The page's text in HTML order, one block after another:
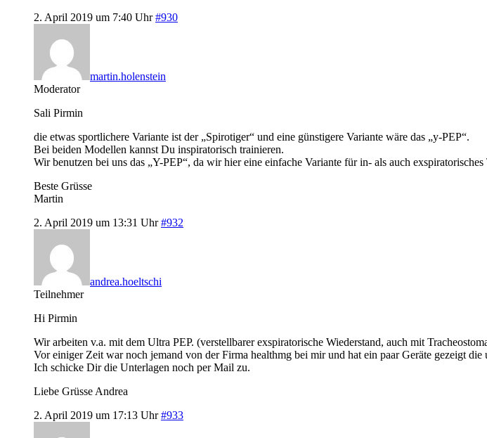
2. April 2019 um 7:40 Uhr #930
martin.holenstein
Moderator
Sali Pirmin
die etwas sportlichere Variante ist der „Spirotiger“ und eine günstigere Variante wäre das „y-PEP“.
Bei beiden Modellen kannst Du inspiratorisch trainieren.
Wir benutzen bei uns das „Y-PEP“, da wir hier eine einfache Variante für in- als auch
Beste Grüsse
Martin
2. April 2019 um 13:31 Uhr #932
andrea.hoeltschi
Teilnehmer
Hi Pirmin
Wir arbeiten v.a. mit dem Ultra PEP. (verstellbarer exspiratorische Wiederstand, auch mit
Vor einiger Zeit war noch jemand von der Firma healthmg bei mir und hat ein paar Geräte gezeigt die
Ich schicke Dir die Unterlagen noch per Mail zu.
Liebe Grüsse Andrea
2. April 2019 um 17:13 Uhr #933